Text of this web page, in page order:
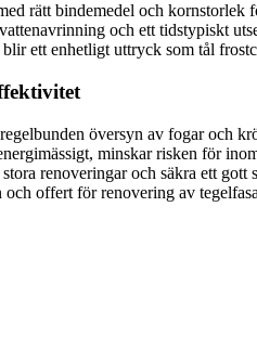
rätt bindemedel och
och ett tidstypiskt
ett enhetligt uttryck som tål
översyn av fogar och
minskar risken för
renoveringar och säkra ett
offert för renovering av